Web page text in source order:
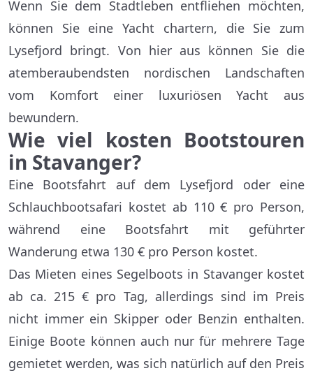
Wenn Sie dem Stadtleben entfliehen möchten,
können Sie eine Yacht chartern, die Sie zum
Lysefjord bringt. Von hier aus können Sie die
atemberaubendsten nordischen Landschaften
vom Komfort einer luxuriösen Yacht aus
bewundern.
Wie viel kosten Bootstouren
in Stavanger?
Eine Bootsfahrt auf dem Lysefjord oder eine
Schlauchbootsafari kostet ab 110 € pro Person,
während eine Bootsfahrt mit geführter
Wanderung etwa 130 € pro Person kostet.
Das Mieten eines Segelboots in Stavanger kostet
ab ca. 215 € pro Tag, allerdings sind im Preis
nicht immer ein Skipper oder Benzin enthalten.
Einige Boote können auch nur für mehrere Tage
gemietet werden, was sich natürlich auf den Preis